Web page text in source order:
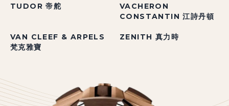
TUDOR 帝舵
VACHERON
CONSTANTIN 江詩丹頓
VAN CLEEF & ARPELS
梵克雅寶
ZENITH 真力時